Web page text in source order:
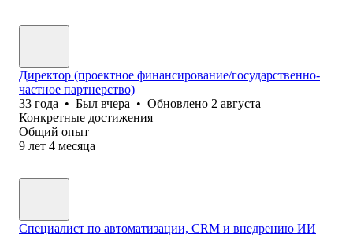
Директор (проектное финансирование/государственно-
частное партнерство)
33 года • Был вчера • Обновлено 2 августа
Конкретные достижения
Общий опыт
9 лет 4 месяца
Специалист по автоматизации, CRM и внедрению ИИ